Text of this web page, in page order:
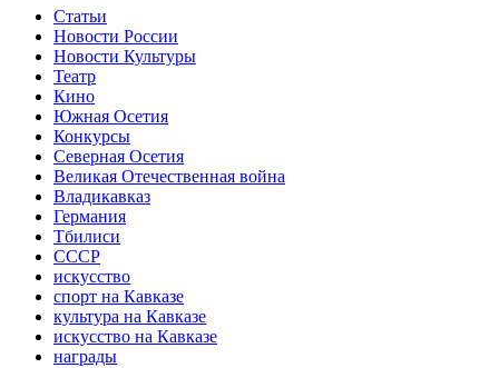
Статьи
Новости России
Новости Культуры
Театр
Кино
Южная Осетия
Конкурсы
Северная Осетия
Великая Отечественная война
Владикавказ
Германия
Тбилиси
СССР
искусство
спорт на Кавказе
культура на Кавказе
искусство на Кавказе
награды